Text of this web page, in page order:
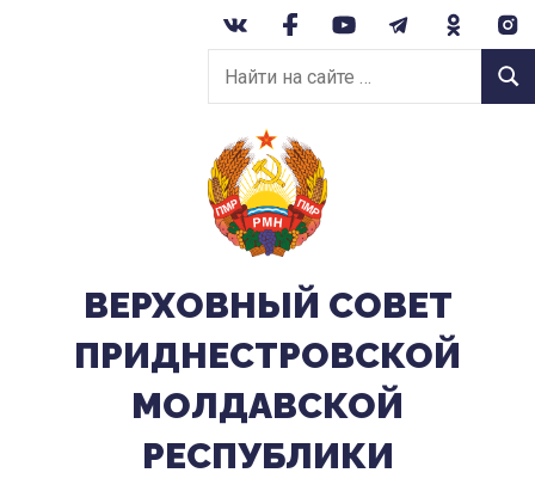
Найти
на
сайте:
ВЕРХОВНЫЙ CОВЕТ
ПРИДНЕСТРОВСКОЙ
МОЛДАВСКОЙ
РЕСПУБЛИКИ